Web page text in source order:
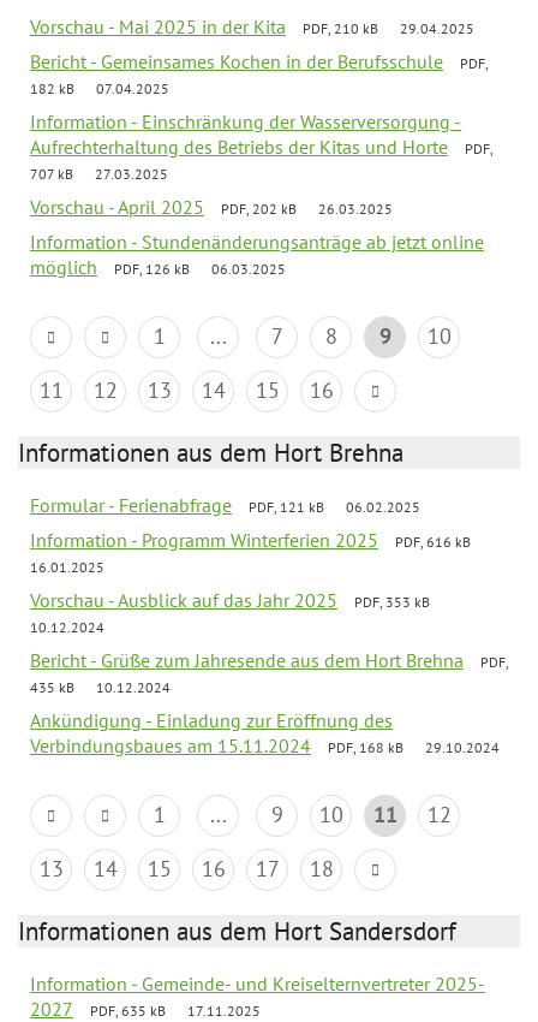
Vorschau - Mai 2025 in der Kita PDF, 210 kB 29.04.2025
Bericht - Gemeinsames Kochen in der Berufsschule
PDF,
182 kB
07.04.2025
Information - Einschränkung der Wasserversorgung -
Aufrechterhaltung des Betriebs der Kitas und Horte
PDF,
707 kB
27.03.2025
Vorschau - April 2025 PDF, 202 kB 26.03.2025
Information - Stundenänderungsanträge ab jetzt online
möglich
PDF, 126 kB 06.03.2025
1 ... 7 8 9
10
11
12 13 14 15 16
Informationen aus dem Hort Brehna
Formular - Ferienabfrage PDF, 121 kB 06.02.2025
Information - Programm Winterferien 2025
PDF, 616 kB
16.01.2025
Vorschau - Ausblick auf das Jahr 2025
PDF, 353 kB
10.12.2024
Bericht - Grüße zum Jahresende aus dem Hort Brehna
PDF,
435 kB
10.12.2024
Ankündigung - Einladung zur Eröffnung des
Verbindungsbaues am 15.11.2024
PDF, 168 kB 29.10.2024
1 ... 9 10 11
12
13
14 15 16 17 18
Informationen aus dem Hort Sandersdorf
Information - Gemeinde- und Kreiselternvertreter 2025-
2027
PDF, 635 kB 17.11.2025